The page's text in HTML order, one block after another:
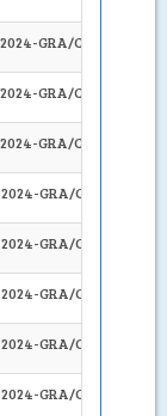
GRA/CR
GRA/CR
GRA/CR
GRA/CR
GRA/CR
GRA/CR
GRA/CR
GRA/CR